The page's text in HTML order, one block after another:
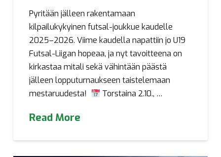
Pyritään jälleen rakentamaan
kilpailukykyinen futsal-joukkue kaudelle
2025–2026. Viime kaudella napattiin jo U19
Futsal-Liigan hopeaa, ja nyt tavoitteena on
kirkastaa mitali sekä vähintään päästä
jälleen lopputurnaukseen taistelemaan
mestaruudesta!
Torstaina 2.10., …
Read More